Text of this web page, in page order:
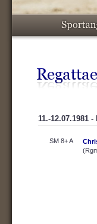
11.-12.07.1981
SM 8+ A